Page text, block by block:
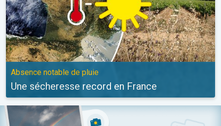
Absence notable de pluie
Une sécheresse record en France